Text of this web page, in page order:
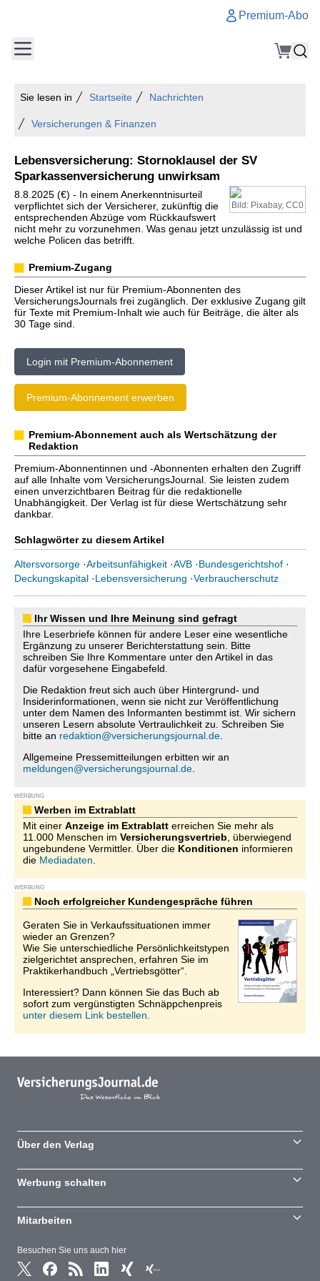
Premium-Abo
Sie lesen in Startseite Nachrichten
Versicherungen & Finanzen
Lebensversicherung: Stornoklausel der SV
Sparkassenversicherung unwirksam
Bild: Pixabay, CC0
8.8.2025 (€) - In einem Anerkenntnisurteil
verpflichtet sich der Versicherer, zukünftig die
entsprechenden Abzüge vom Rückkaufswert
nicht mehr zu vorzunehmen. Was genau jetzt unzulässig ist und
welche Policen das betrifft.
Premium-Zugang
Dieser Artikel ist nur für Premium-Abonnenten des
VersicherungsJournals frei zugänglich. Der exklusive Zugang gilt
für Texte mit Premium-Inhalt wie auch für Beiträge, die älter als
30 Tage sind.
Login mit Premium-Abonnement
Premium-Abonnement erwerben
Premium-Abonnement auch als Wertschätzung der
Redaktion
Premium-Abonnentinnen und -Abonnenten erhalten den Zugriff
auf alle Inhalte vom VersicherungsJournal. Sie leisten zudem
einen unverzichtbaren Beitrag für die redaktionelle
Unabhängigkeit. Der Verlag ist für diese Wertschätzung sehr
dankbar.
Schlagwörter zu diesem Artikel
Altersvorsorge ·Arbeitsunfähigkeit ·AVB ·Bundesgerichtshof ·
Deckungskapital ·Lebensversicherung ·Verbraucherschutz
Ihr Wissen und Ihre Meinung sind gefragt
Ihre Leserbriefe können für andere Leser eine wesentliche
Ergänzung zu unserer Berichterstattung sein. Bitte
schreiben Sie Ihre Kommentare unter den Artikel in das
dafür vorgesehene Eingabefeld.
Die Redaktion freut sich auch über Hintergrund- und
Insiderinformationen, wenn sie nicht zur Veröffentlichung
unter dem Namen des Informanten bestimmt ist. Wir sichern
unseren Lesern absolute Vertraulichkeit zu. Schreiben Sie
bitte an redaktion@versicherungsjournal.de
Allgemeine Pressemitteilungen erbitten wir an
meldungen@versicherungsjournal.de
WERBUNG
Werben im Extrablatt
Mit einer Anzeige im Extrablatt erreichen Sie mehr als
11.000 Menschen im Versicherungsvertrieb , überwiegend
ungebundene Vermittler. Über die Konditionen informieren
die Mediadaten
WERBUNG
Noch erfolgreicher Kundengespräche führen
Geraten Sie in Verkaufssituationen immer
wieder an Grenzen?
Wie Sie unterschiedliche Persönlichkeitstypen
zielgerichtet ansprechen, erfahren Sie im
Praktikerhandbuch „Vertriebsgötter“.
Interessiert? Dann können Sie das Buch ab
sofort zum vergünstigten Schnäppchenpreis
unter diesem Link bestellen.
Besuchen Sie uns auch hier
Über den Verlag
Werbung schalten
Mitarbeiten